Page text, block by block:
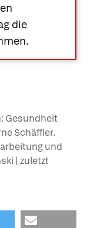
die
Gesundheit
Schäffler.
und
| zuletzt